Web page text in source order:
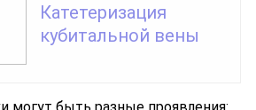
Катетеризация
кубитальной вены